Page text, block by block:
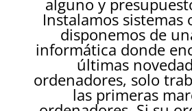
alguno y
Instalamos sistemas
disponemos de
informática donde
últimas
ordenadores, solo
las primeras